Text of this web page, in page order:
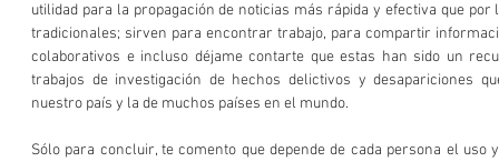
utilidad para la propagación de noticias más rápida y efectiva que
tradicionales; sirven para encontrar trabajo, para compartir
colaborativos e incluso déjame contarte que estas han sido un
trabajos de investigación de hechos delictivos y desapariciones
nuestro país y la de muchos países en el mundo.
Sólo para concluir, te comento que depende de cada persona el uso